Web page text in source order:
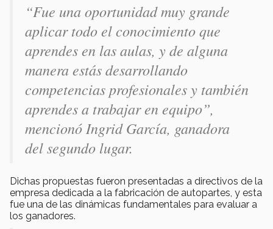
“Fue una oportunidad muy grande
aplicar todo el conocimiento que
aprendes en las aulas, y de alguna
manera estás desarrollando
competencias profesionales y también
aprendes a trabajar en equipo”,
mencionó Ingrid García, ganadora
del segundo lugar.
Dichas propuestas fueron presentadas a directivos de la
empresa dedicada a la fabricación de autopartes, y esta
fue una de las dinámicas fundamentales para evaluar a
los ganadores.